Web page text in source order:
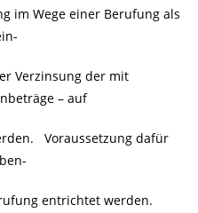
im Wege einer Berufung als
Verzinsung der mit
– auf
Voraussetzung dafür
entrichtet werden.